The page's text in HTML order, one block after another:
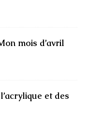
mois d’avril
et des